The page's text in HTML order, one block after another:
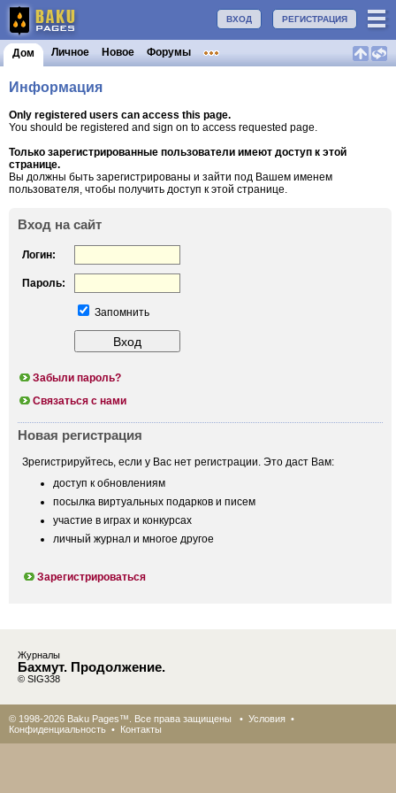
РЕГИСТРАЦИЯ
ВХОД
Дом Личное Новое Форумы
Информация
Only registered users can access this page.
You should be registered and sign on to access requested page.
Только зарегистрированные пользователи имеют доступ к этой
странице.
Вы должны быть зарегистрированы и зайти под Вашем именем
пользователя, чтобы получить доступ к этой странице.
Вход на сайт
Логин:
Пароль:
Запомнить
Забыли пароль?
Связаться с нами
Новая регистрация
Зрегистрируйтесь, если у Вас нет регистрации. Это даст Вам:
доступ к обновлениям
посылка виртуальных подарков и писем
участие в играх и конкурсах
личный журнал и многое другое
Зарегистрироваться
Журналы
Бахмут. Продолжение.
© SIG338
© 1998-2026 Baku Pages™. Все права защищены • Условия •
Конфиденциальность • Контакты